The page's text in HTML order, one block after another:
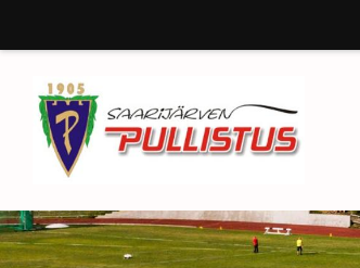
sivun
sisältöön
Saarijärven Pullistus